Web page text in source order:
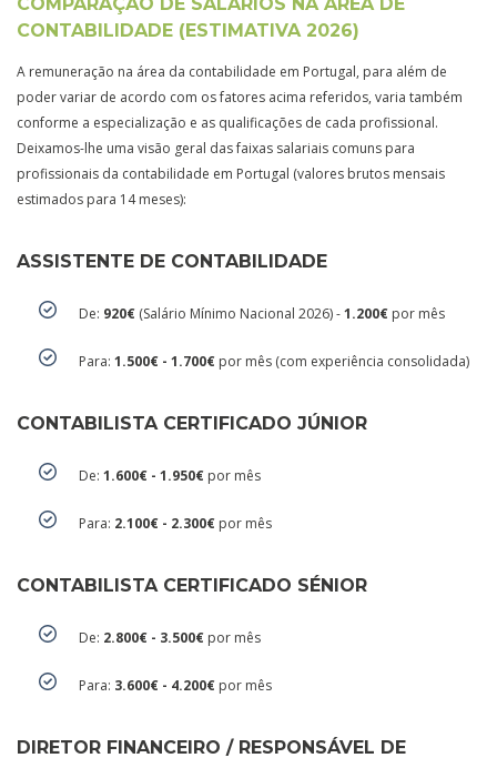
CONTABILIDADE (ESTIMATIVA 2026)
A remuneração na área da contabilidade em Portugal, para além de
poder variar de acordo com os fatores acima referidos, varia também
conforme a especialização e as qualificações de cada profissional.
Deixamos-lhe uma visão geral das faixas salariais comuns para
profissionais da contabilidade em Portugal (valores brutos mensais
estimados para 14 meses):
ASSISTENTE DE CONTABILIDADE
De: 920€ (Salário Mínimo Nacional 2026) -1.200€ por mês
Para: 1.500€ - 1.700€ por mês (com experiência consolidada)
CONTABILISTA CERTIFICADO JÚNIOR
De: 1.600€ - 1.950€ por mês
Para: 2.100€ - 2.300€ por mês
CONTABILISTA CERTIFICADO SÉNIOR
De: 2.800€ - 3.500€ por mês
Para: 3.600€ - 4.200€ por mês
DIRETOR FINANCEIRO / RESPONSÁVEL DE